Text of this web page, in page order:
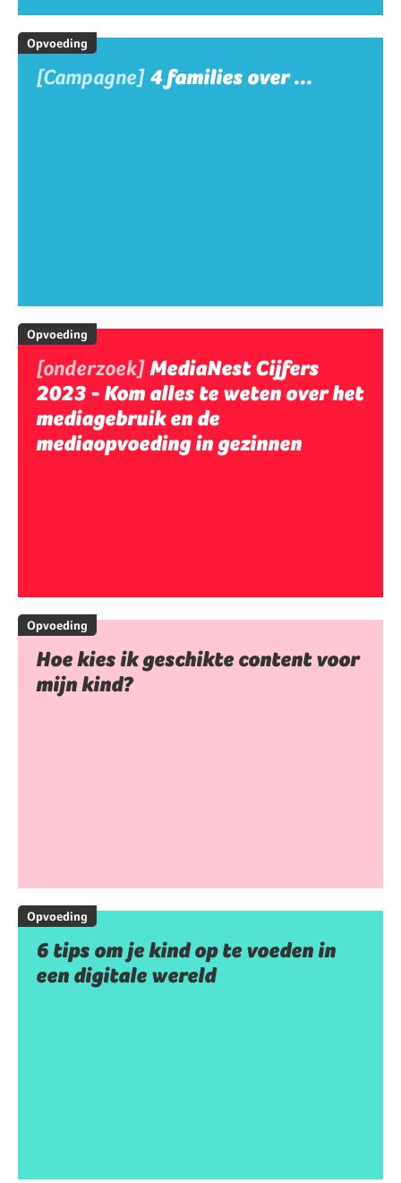
Opvoeding
[Campagne] 4 families over ...
Opvoeding
[onderzoek]MediaNest Cijfers
2023 - Kom alles te weten over het
mediagebruik en de
mediaopvoeding in gezinnen
Opvoeding
Hoe kies ik geschikte content voor
mijn kind?
Opvoeding
6 tips om je kind op te voeden in
een digitale wereld